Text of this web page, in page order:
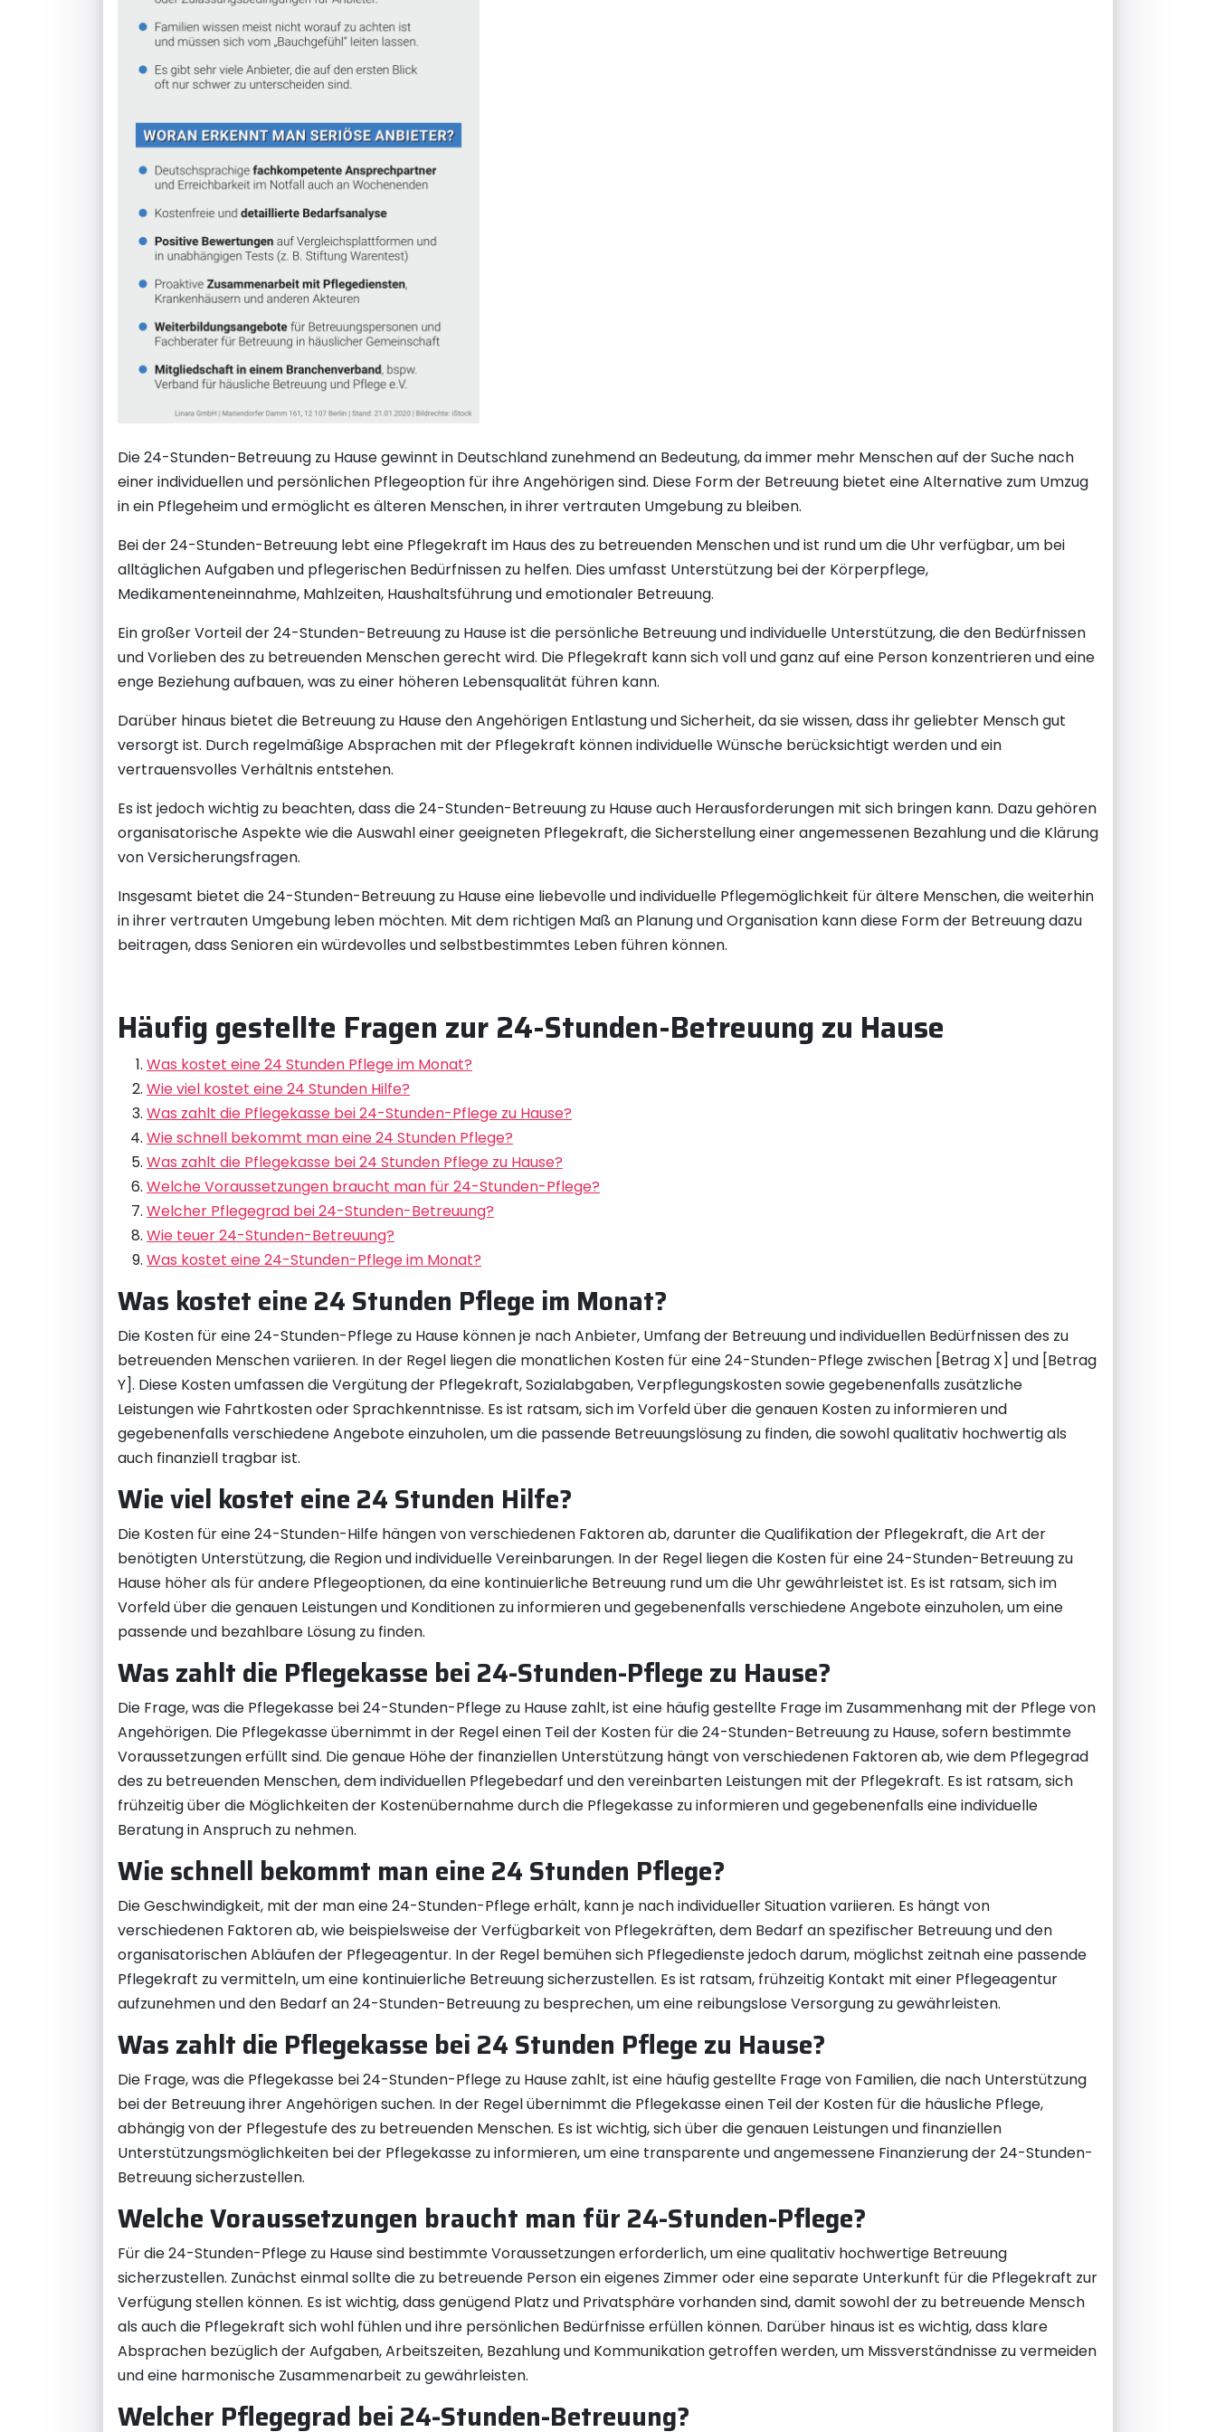
Die 24-Stunden-Betreuung zu Hause gewinnt in Deutschland zunehmend an Bedeutung, da immer mehr Menschen auf der Suche nach
einer individuellen und persönlichen Pflegeoption für ihre Angehörigen sind. Diese Form der Betreuung bietet eine Alternative zum Umzug
in ein Pflegeheim und ermöglicht es älteren Menschen, in ihrer vertrauten Umgebung zu bleiben.
Bei der 24-Stunden-Betreuung lebt eine Pflegekraft im Haus des zu betreuenden Menschen und ist rund um die Uhr verfügbar, um bei
alltäglichen Aufgaben und pflegerischen Bedürfnissen zu helfen. Dies umfasst Unterstützung bei der Körperpflege,
Medikamenteneinnahme, Mahlzeiten, Haushaltsführung und emotionaler Betreuung.
Ein großer Vorteil der 24-Stunden-Betreuung zu Hause ist die persönliche Betreuung und individuelle Unterstützung, die den Bedürfnissen
und Vorlieben des zu betreuenden Menschen gerecht wird. Die Pflegekraft kann sich voll und ganz auf eine Person konzentrieren und eine
enge Beziehung aufbauen, was zu einer höheren Lebensqualität führen kann.
Darüber hinaus bietet die Betreuung zu Hause den Angehörigen Entlastung und Sicherheit, da sie wissen, dass ihr geliebter Mensch gut
versorgt ist. Durch regelmäßige Absprachen mit der Pflegekraft können individuelle Wünsche berücksichtigt werden und ein
vertrauensvolles Verhältnis entstehen.
Es ist jedoch wichtig zu beachten, dass die 24-Stunden-Betreuung zu Hause auch Herausforderungen mit sich bringen kann. Dazu gehören
organisatorische Aspekte wie die Auswahl einer geeigneten Pflegekraft, die Sicherstellung einer angemessenen Bezahlung und die Klärung
von Versicherungsfragen.
Insgesamt bietet die 24-Stunden-Betreuung zu Hause eine liebevolle und individuelle Pflegemöglichkeit für ältere Menschen, die weiterhin
in ihrer vertrauten Umgebung leben möchten. Mit dem richtigen Maß an Planung und Organisation kann diese Form der Betreuung dazu
beitragen, dass Senioren ein würdevolles und selbstbestimmtes Leben führen können.
Häufig gestellte Fragen zur 24-Stunden-Betreuung zu Hause
Was kostet eine 24 Stunden Pflege im Monat?
Wie viel kostet eine 24 Stunden Hilfe?
Was zahlt die Pflegekasse bei 24-Stunden-Pflege zu Hause?
Wie schnell bekommt man eine 24 Stunden Pflege?
Was zahlt die Pflegekasse bei 24 Stunden Pflege zu Hause?
Welche Voraussetzungen braucht man für 24-Stunden-Pflege?
Welcher Pflegegrad bei 24-Stunden-Betreuung?
Wie teuer 24-Stunden-Betreuung?
Was kostet eine 24-Stunden-Pflege im Monat?
Was kostet eine 24 Stunden Pflege im Monat?
Die Kosten für eine 24-Stunden-Pflege zu Hause können je nach Anbieter, Umfang der Betreuung und individuellen Bedürfnissen des zu
betreuenden Menschen variieren. In der Regel liegen die monatlichen Kosten für eine 24-Stunden-Pflege zwischen [Betrag X] und [Betrag
Y]. Diese Kosten umfassen die Vergütung der Pflegekraft, Sozialabgaben, Verpflegungskosten sowie gegebenenfalls zusätzliche
Leistungen wie Fahrtkosten oder Sprachkenntnisse. Es ist ratsam, sich im Vorfeld über die genauen Kosten zu informieren und
gegebenenfalls verschiedene Angebote einzuholen, um die passende Betreuungslösung zu finden, die sowohl qualitativ hochwertig als
auch finanziell tragbar ist.
Wie viel kostet eine 24 Stunden Hilfe?
Die Kosten für eine 24-Stunden-Hilfe hängen von verschiedenen Faktoren ab, darunter die Qualifikation der Pflegekraft, die Art der
benötigten Unterstützung, die Region und individuelle Vereinbarungen. In der Regel liegen die Kosten für eine 24-Stunden-Betreuung zu
Hause höher als für andere Pflegeoptionen, da eine kontinuierliche Betreuung rund um die Uhr gewährleistet ist. Es ist ratsam, sich im
Vorfeld über die genauen Leistungen und Konditionen zu informieren und gegebenenfalls verschiedene Angebote einzuholen, um eine
passende und bezahlbare Lösung zu finden.
Was zahlt die Pflegekasse bei 24-Stunden-Pflege zu Hause?
Die Frage, was die Pflegekasse bei 24-Stunden-Pflege zu Hause zahlt, ist eine häufig gestellte Frage im Zusammenhang mit der Pflege von
Angehörigen. Die Pflegekasse übernimmt in der Regel einen Teil der Kosten für die 24-Stunden-Betreuung zu Hause, sofern bestimmte
Voraussetzungen erfüllt sind. Die genaue Höhe der finanziellen Unterstützung hängt von verschiedenen Faktoren ab, wie dem Pflegegrad
des zu betreuenden Menschen, dem individuellen Pflegebedarf und den vereinbarten Leistungen mit der Pflegekraft. Es ist ratsam, sich
frühzeitig über die Möglichkeiten der Kostenübernahme durch die Pflegekasse zu informieren und gegebenenfalls eine individuelle
Beratung in Anspruch zu nehmen.
Wie schnell bekommt man eine 24 Stunden Pflege?
Die Geschwindigkeit, mit der man eine 24-Stunden-Pflege erhält, kann je nach individueller Situation variieren. Es hängt von
verschiedenen Faktoren ab, wie beispielsweise der Verfügbarkeit von Pflegekräften, dem Bedarf an spezifischer Betreuung und den
organisatorischen Abläufen der Pflegeagentur. In der Regel bemühen sich Pflegedienste jedoch darum, möglichst zeitnah eine passende
Pflegekraft zu vermitteln, um eine kontinuierliche Betreuung sicherzustellen. Es ist ratsam, frühzeitig Kontakt mit einer Pflegeagentur
aufzunehmen und den Bedarf an 24-Stunden-Betreuung zu besprechen, um eine reibungslose Versorgung zu gewährleisten.
Was zahlt die Pflegekasse bei 24 Stunden Pflege zu Hause?
Die Frage, was die Pflegekasse bei 24-Stunden-Pflege zu Hause zahlt, ist eine häufig gestellte Frage von Familien, die nach Unterstützung
bei der Betreuung ihrer Angehörigen suchen. In der Regel übernimmt die Pflegekasse einen Teil der Kosten für die häusliche Pflege,
abhängig von der Pflegestufe des zu betreuenden Menschen. Es ist wichtig, sich über die genauen Leistungen und finanziellen
Unterstützungsmöglichkeiten bei der Pflegekasse zu informieren, um eine transparente und angemessene Finanzierung der 24-Stunden-
Betreuung sicherzustellen.
Welche Voraussetzungen braucht man für 24-Stunden-Pflege?
Für die 24-Stunden-Pflege zu Hause sind bestimmte Voraussetzungen erforderlich, um eine qualitativ hochwertige Betreuung
sicherzustellen. Zunächst einmal sollte die zu betreuende Person ein eigenes Zimmer oder eine separate Unterkunft für die Pflegekraft zur
Verfügung stellen können. Es ist wichtig, dass genügend Platz und Privatsphäre vorhanden sind, damit sowohl der zu betreuende Mensch
als auch die Pflegekraft sich wohl fühlen und ihre persönlichen Bedürfnisse erfüllen können. Darüber hinaus ist es wichtig, dass klare
Absprachen bezüglich der Aufgaben, Arbeitszeiten, Bezahlung und Kommunikation getroffen werden, um Missverständnisse zu vermeiden
und eine harmonische Zusammenarbeit zu gewährleisten.
Welcher Pflegegrad bei 24-Stunden-Betreuung?